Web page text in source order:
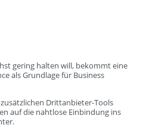
gering halten will, bekommt eine
als Grundlage für Business
Drittanbieter-Tools
auf die nahtlose Einbindung ins